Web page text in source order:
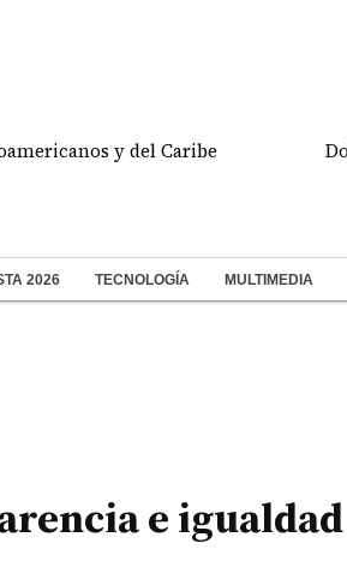
y del Caribe Doble
2026 TECNOLOGÍA MULTIMEDIA
e igualdad